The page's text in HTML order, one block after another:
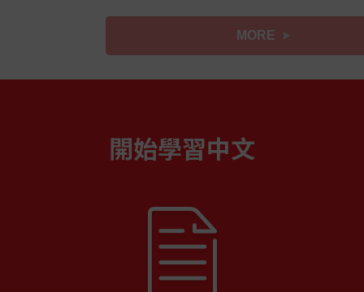
MORE
開始學習中文